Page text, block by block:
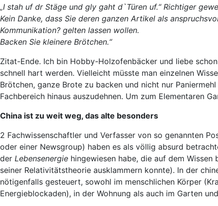
„I stah uf dr Stäge und gly gaht d`Türen uf.“ Richtiger
Kein Danke, dass Sie deren ganzen Artikel als
Kommunikation? gelten lassen wollen.
Backen Sie kleinere Brötchen.“
Zitat-Ende. Ich bin Hobby-Holzofenbäcker und liebe
schnell hart werden. Vielleicht müsste man einzelnen
Brötchen, ganze Brote zu backen und nicht nur
Fachbereich hinaus auszudehnen. Um zum Elementaren
China ist zu weit weg, das alte besonders
2 Fachwissenschaftler und Verfasser von so genannten
oder einer Newsgroup) haben es als völlig absurd
der Lebensenergie hingewiesen habe, die auf dem
seiner Relativitätstheorie ausklammern konnte). In der
nötigenfalls gesteuert, sowohl im menschlichen Körper
Energieblockaden), in der Wohnung als auch im Garten